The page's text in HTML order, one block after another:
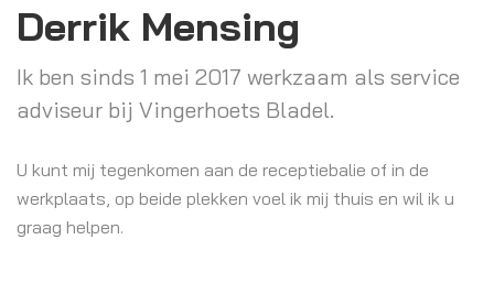
Derrik Mensing
Ik ben sinds 1 mei 2017 werkzaam als service
adviseur bij Vingerhoets Bladel.
U kunt mij tegenkomen aan de receptiebalie of in de
werkplaats, op beide plekken voel ik mij thuis en wil ik u
graag helpen.